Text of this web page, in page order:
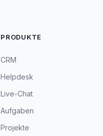
PRODUKTE
CRM
Helpdesk
Live-Chat
Aufgaben
Projekte